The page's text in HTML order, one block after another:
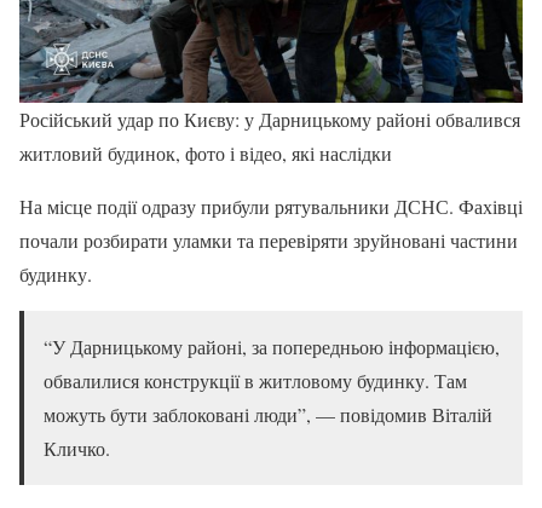
Російський удар по Києву: у Дарницькому районі обвалився
житловий будинок, фото і відео, які наслідки
На місце події одразу прибули рятувальники ДСНС. Фахівці
почали розбирати уламки та перевіряти зруйновані частини
будинку.
“У Дарницькому районі, за попередньою інформацією,
обвалилися конструкції в житловому будинку. Там
можуть бути заблоковані люди”, — повідомив Віталій
Кличко.